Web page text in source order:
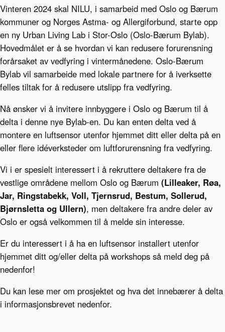
Vinteren 2024 skal NILU, i samarbeid med Oslo og Bærum
kommuner og Norges Astma- og Allergiforbund, starte opp
en ny Urban Living Lab i Stor-Oslo (Oslo-Bærum Bylab).
Hovedmålet er å se hvordan vi kan redusere forurensning
forårsaket av vedfyring i vintermånedene. Oslo-Bærum
Bylab vil samarbeide med lokale partnere for å iverksette
felles tiltak for å redusere utslipp fra vedfyring.
Nå ønsker vi å invitere innbyggere i Oslo og Bærum til å
delta i denne nye Bylab-en. Du kan enten delta ved å
montere en luftsensor utenfor hjemmet ditt eller delta på en
eller flere idéverksteder om luftforurensning fra vedfyring.
Vi i er spesielt interessert i å rekruttere deltakere fra de
vestlige områdene mellom Oslo og Bærum (Lilleaker, Røa,
Jar, Ringstabekk, Voll, Tjernsrud, Bestum, Sollerud,
Bjørnsletta og Ullern), men deltakere fra andre deler av
Oslo er også velkommen til å melde sin interesse.
Er du interessert i å ha en luftsensor installert utenfor
hjemmet ditt og/eller delta på workshops så meld deg på
nedenfor!
Du kan lese mer om prosjektet og hva det innebærer å delta
i informasjonsbrevet nedenfor.